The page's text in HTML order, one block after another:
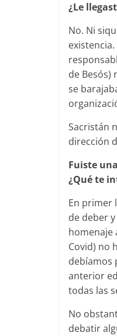
¿Le
No. Ni
de Besós)
se
Sacristán
dirección
Fuiste
¿Qué te
En primer
de deber
homenaje
Covid) no
debíamos
anterior
todas las
No
debatir